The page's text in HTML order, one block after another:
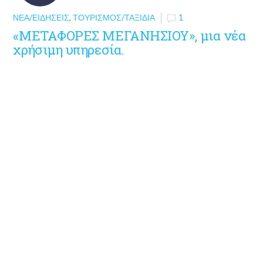
ΝΈΑ/ΕΙΔΉΣΕΙΣ,ΤΟΥΡΙΣΜΌΣ/ΤΑΞΊΔΙΑ 1
«ΜΕΤΑΦΟΡΕΣ ΜΕΓΑΝΗΣΙΟΥ», μια νέα
χρήσιμη υπηρεσία.